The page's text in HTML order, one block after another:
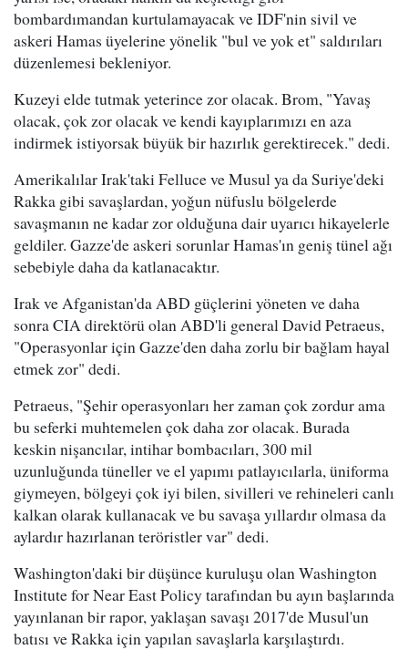
bombardımandan kurtulamayacak ve IDF'nin sivil ve
askeri Hamas üyelerine yönelik "bul ve yok et" saldırıları
düzenlemesi bekleniyor.
Kuzeyi elde tutmak yeterince zor olacak. Brom, "Yavaş
olacak, çok zor olacak ve kendi kayıplarımızı en aza
indirmek istiyorsak büyük bir hazırlık gerektirecek." dedi.
Amerikalılar Irak'taki Felluce ve Musul ya da Suriye'deki
Rakka gibi savaşlardan, yoğun nüfuslu bölgelerde
savaşmanın ne kadar zor olduğuna dair uyarıcı hikayelerle
geldiler. Gazze'de askeri sorunlar Hamas'ın geniş tünel ağı
sebebiyle daha da katlanacaktır.
Irak ve Afganistan'da ABD güçlerini yöneten ve daha
sonra CIA direktörü olan ABD'li general David Petraeus,
"Operasyonlar için Gazze'den daha zorlu bir bağlam hayal
etmek zor" dedi.
Petraeus, "Şehir operasyonları her zaman çok zordur ama
bu seferki muhtemelen çok daha zor olacak. Burada
keskin nişancılar, intihar bombacıları, 300 mil
uzunluğunda tüneller ve el yapımı patlayıcılarla, üniforma
giymeyen, bölgeyi çok iyi bilen, sivilleri ve rehineleri canlı
kalkan olarak kullanacak ve bu savaşa yıllardır olmasa da
aylardır hazırlanan teröristler var" dedi.
Washington'daki bir düşünce kuruluşu olan Washington
Institute for Near East Policy tarafından bu ayın başlarında
yayınlanan bir rapor, yaklaşan savaşı 2017'de Musul'un
batısı ve Rakka için yapılan savaşlarla karşılaştırdı.